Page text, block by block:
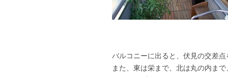
バルコニーに出ると、伏見の交差
また、東は栄まで、北は丸の内ま